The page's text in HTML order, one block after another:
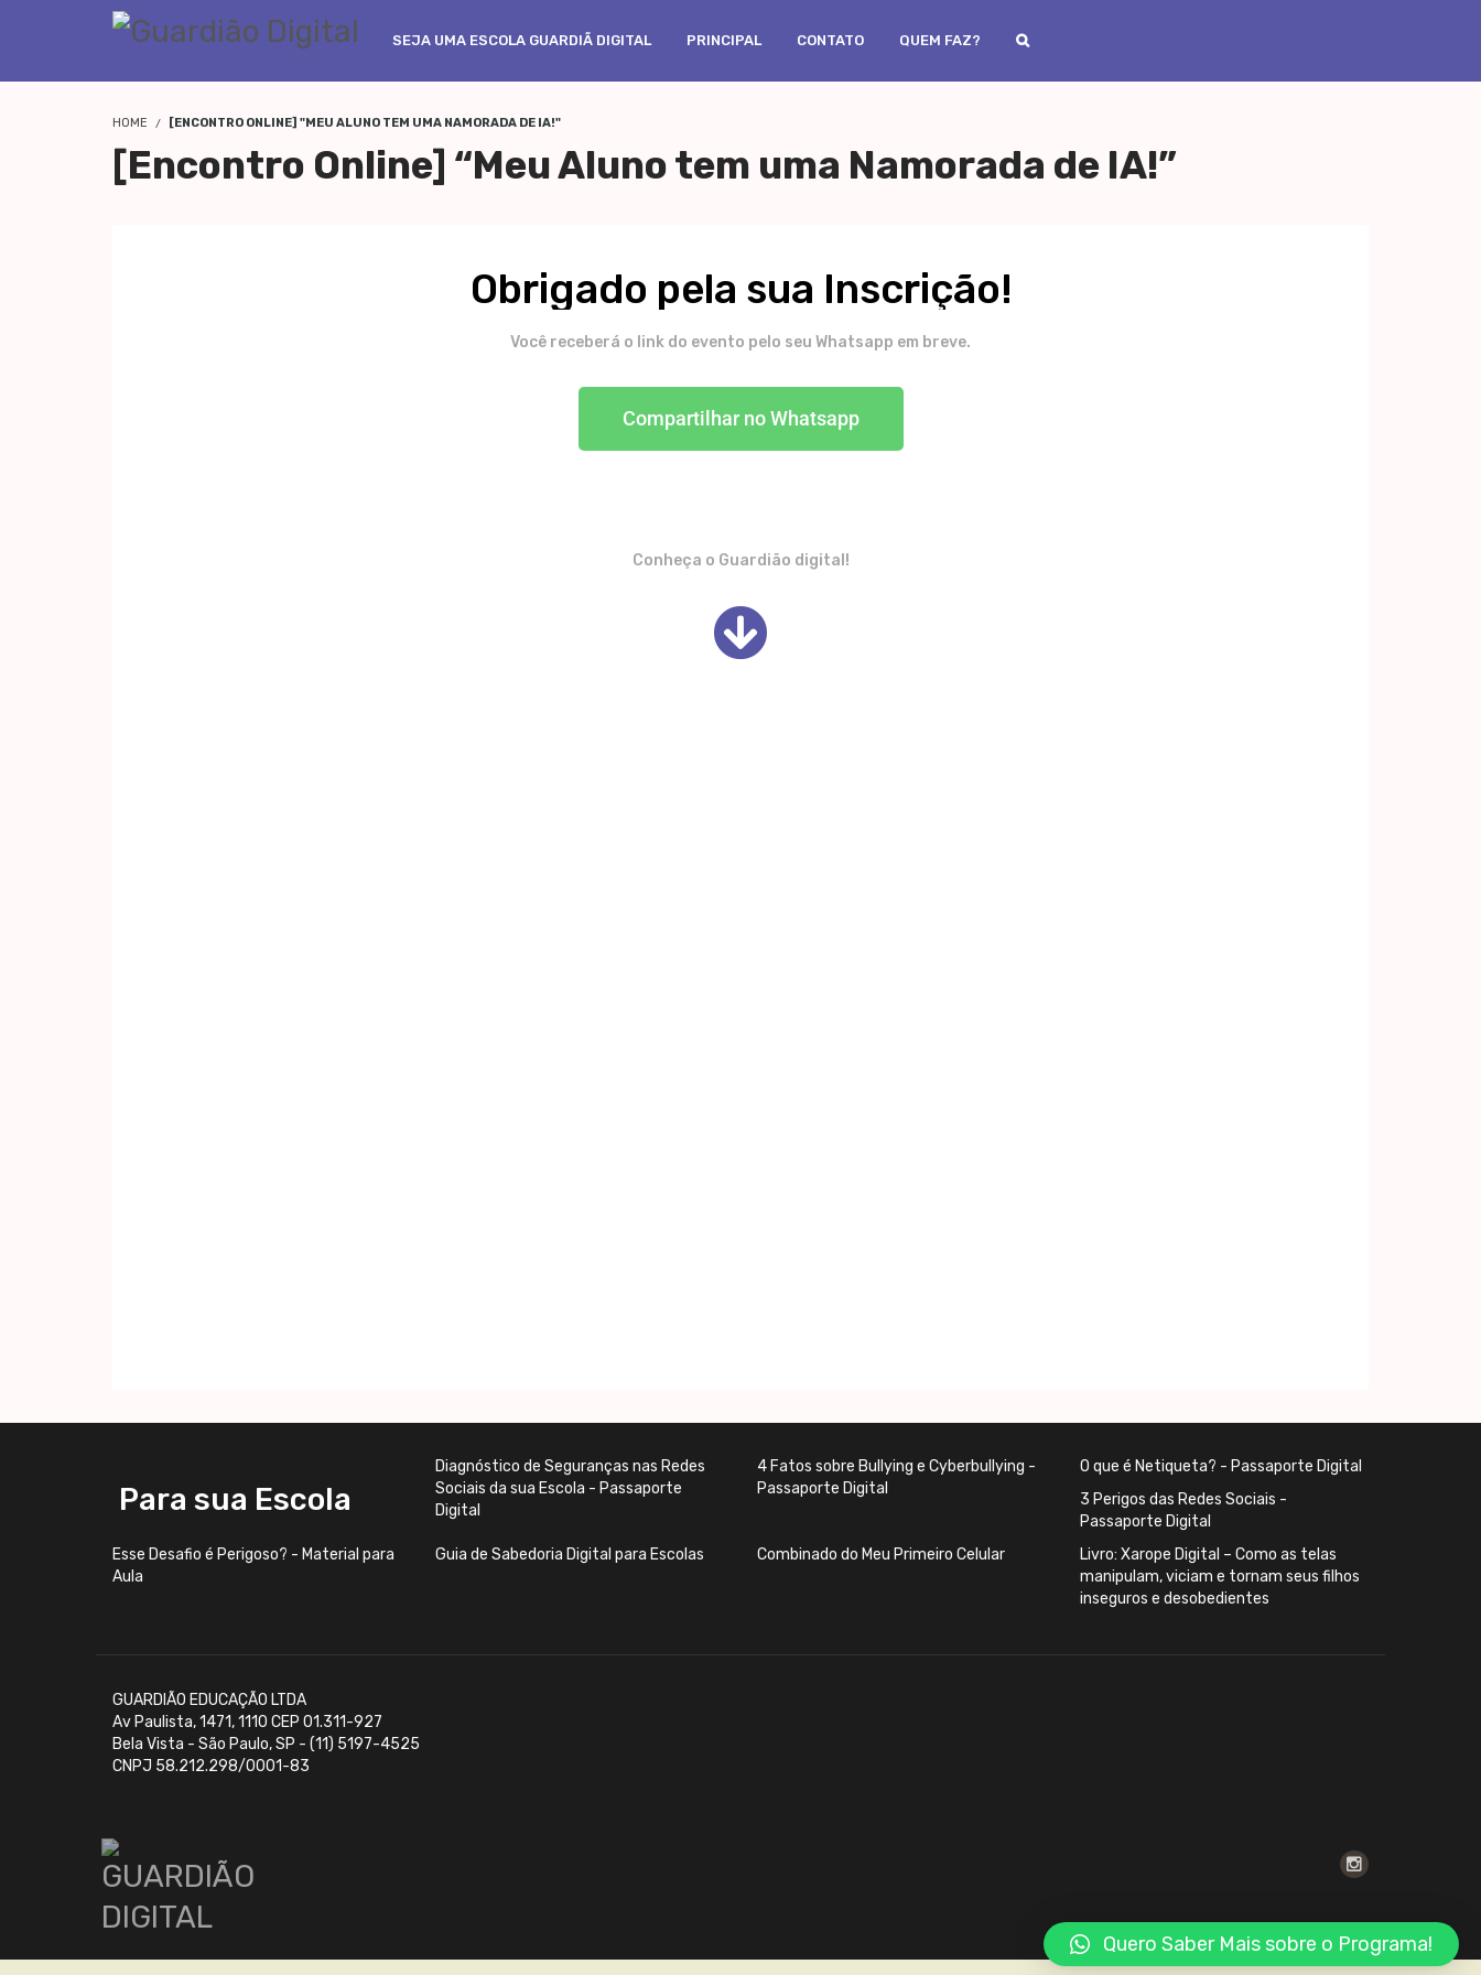
SEJA UMA ESCOLA GUARDIÃ DIGITAL PRINCIPAL CONTATO QUEM FAZ?
HOME [ENCONTRO ONLINE] "MEU ALUNO TEM UMA NAMORADA DE IA!"
[Encontro Online] “Meu Aluno tem uma Namorada de IA!”
Obrigado pela sua Inscrição!
Você receberá o link do evento pelo seu Whatsapp em breve.
Compartilhar no Whatsapp
Conheça o Guardião digital!
Para sua Escola
Diagnóstico de Seguranças nas Redes
Sociais da sua Escola - Passaporte
Digital
4 Fatos sobre Bullying e Cyberbullying -
Passaporte Digital
O que é Netiqueta? - Passaporte Digital
3 Perigos das Redes Sociais -
Passaporte Digital
Esse Desafio é Perigoso? - Material para
Aula
Guia de Sabedoria Digital para Escolas Combinado do Meu Primeiro Celular
Livro: Xarope Digital – Como as telas
manipulam, viciam e tornam seus filhos
inseguros e desobedientes
GUARDIÃO EDUCAÇÃO LTDA
Av Paulista, 1471, 1110 CEP 01.311-927
Bela Vista - São Paulo, SP - (11) 5197-4525
CNPJ 58.212.298/0001-83
Quero Saber Mais sobre o Programa!